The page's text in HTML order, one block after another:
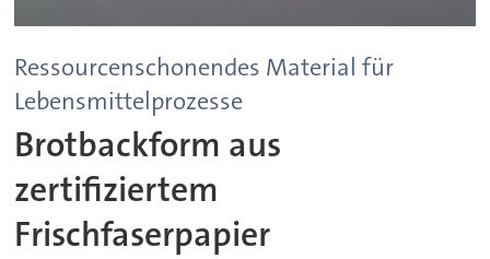
Ressourcenschonendes Material für
Lebensmittelprozesse
Brotbackform aus
zertifiziertem
Frischfaserpapier